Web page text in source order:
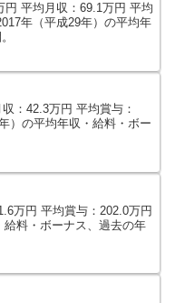
平均月収：69.1万円 平均
年（平成29年）の平均年
：42.3万円 平均賞与：
）の平均年収・給料・ボー
万円 平均賞与：202.0万円
料・ボーナス、過去の年